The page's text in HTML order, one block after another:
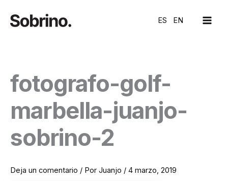
contenido
ES EN
fotografo-golf-
marbella-juanjo-
sobrino-2
Deja un comentario / Por Juanjo / 4 marzo, 2019